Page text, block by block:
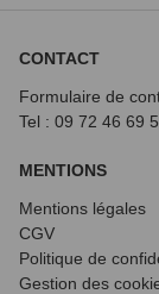
CONTACT
Formulaire de
Tel : 09 72 46 69
MENTIONS
Mentions légales
CGV
Politique de
Gestion des